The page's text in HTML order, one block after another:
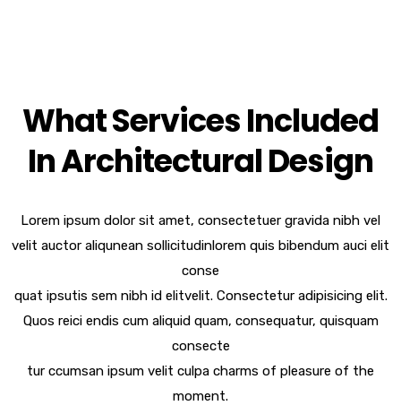
What Services Included
In Architectural Design
Lorem ipsum dolor sit amet, consectetuer gravida nibh vel
velit auctor aliqunean sollicitudinlorem quis bibendum auci elit
conse
quat ipsutis sem nibh id elitvelit. Consectetur adipisicing elit.
Quos reici endis cum aliquid quam, consequatur, quisquam
consecte
tur ccumsan ipsum velit culpa charms of pleasure of the
moment.